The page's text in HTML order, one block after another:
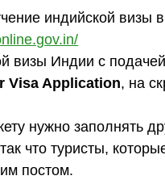
индийской визы
визы Индии с
Visa Application, на
нужно заполнять
что туристы,
постом.